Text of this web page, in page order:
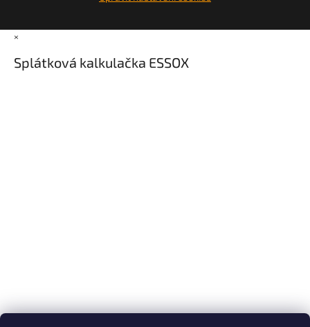
×
Splátková kalkulačka ESSOX